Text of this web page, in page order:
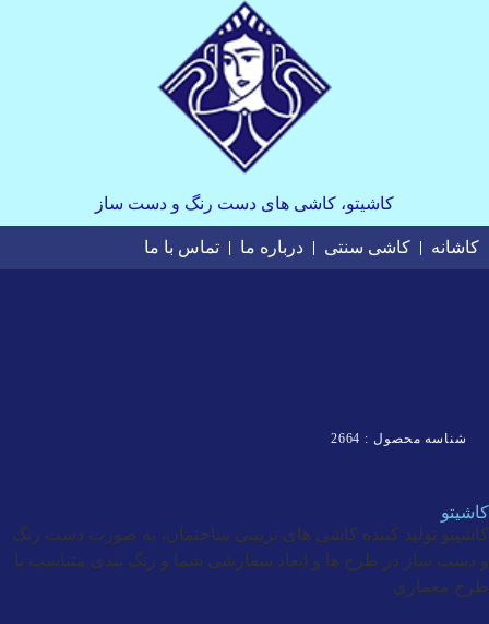
کاشیتو، کاشی های دست رنگ و دست ساز
کاشانه کاشی سنتی درباره ما تماس با ما
شناسه محصول : 2664
کاشیتو
کاشیتو تولید کننده کاشی های تزیینی ساختمان، به صورت دست رنگ
و دست ساز در طرح ها و ابعاد سفارشی شما و رنگ بندی متناسب با
طرح معماری